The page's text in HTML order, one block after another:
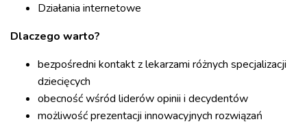
Działania internetowe
Dlaczego warto?
bezpośredni kontakt z lekarzami różnych specjalizacji
dziecięcych
obecność wśród liderów opinii i decydentów
możliwość prezentacji innowacyjnych rozwiązań